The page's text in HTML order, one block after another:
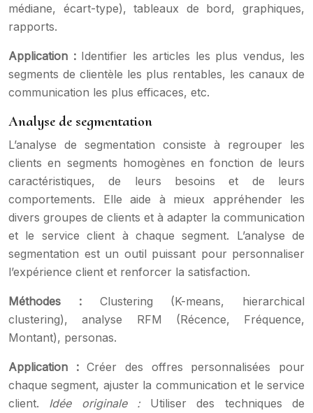
médiane, écart-type), tableaux de bord, graphiques,
rapports.
Application : Identifier les articles les plus vendus, les
segments de clientèle les plus rentables, les canaux de
communication les plus efficaces, etc.
Analyse de segmentation
L’analyse de segmentation consiste à regrouper les
clients en segments homogènes en fonction de leurs
caractéristiques, de leurs besoins et de leurs
comportements. Elle aide à mieux appréhender les
divers groupes de clients et à adapter la communication
et le service client à chaque segment. L’analyse de
segmentation est un outil puissant pour personnaliser
l’expérience client et renforcer la satisfaction.
Méthodes : Clustering (K-means, hierarchical
clustering), analyse RFM (Récence, Fréquence,
Montant), personas.
Application :Créer des offres personnalisées pour
chaque segment, ajuster la communication et le service
client. Idée originale : Utiliser des techniques de